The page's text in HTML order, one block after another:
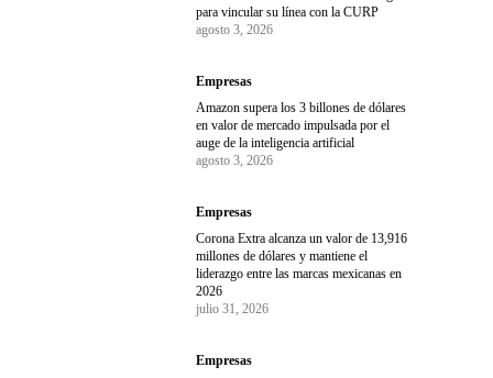
para vincular su línea con la CURP
agosto 3, 2026
Empresas
Amazon supera los 3 billones de dólares
en valor de mercado impulsada por el
auge de la inteligencia artificial
agosto 3, 2026
Empresas
Corona Extra alcanza un valor de 13,916
millones de dólares y mantiene el
liderazgo entre las marcas mexicanas en
2026
julio 31, 2026
Empresas